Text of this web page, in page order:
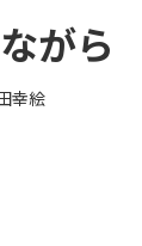
がら
幸絵